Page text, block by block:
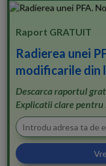
Raport GRATUIT
Radierea unei
modificarile din
Descarca raportul
Explicatii clare